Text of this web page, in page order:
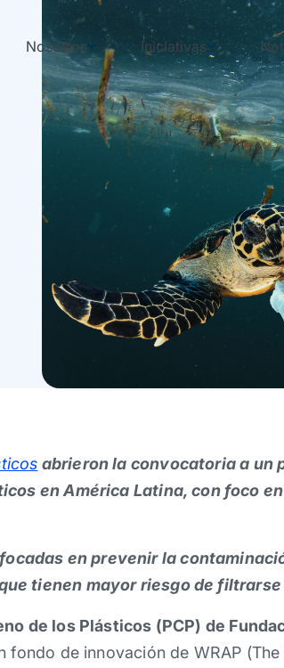
Nosotros Iniciativas
abrieron la convocatoria a un
en América Latina, con foco
en prevenir la
tienen mayor riesgo de filtrarse
de los Plásticos (PCP) de
fondo de innovación de WRAP (The